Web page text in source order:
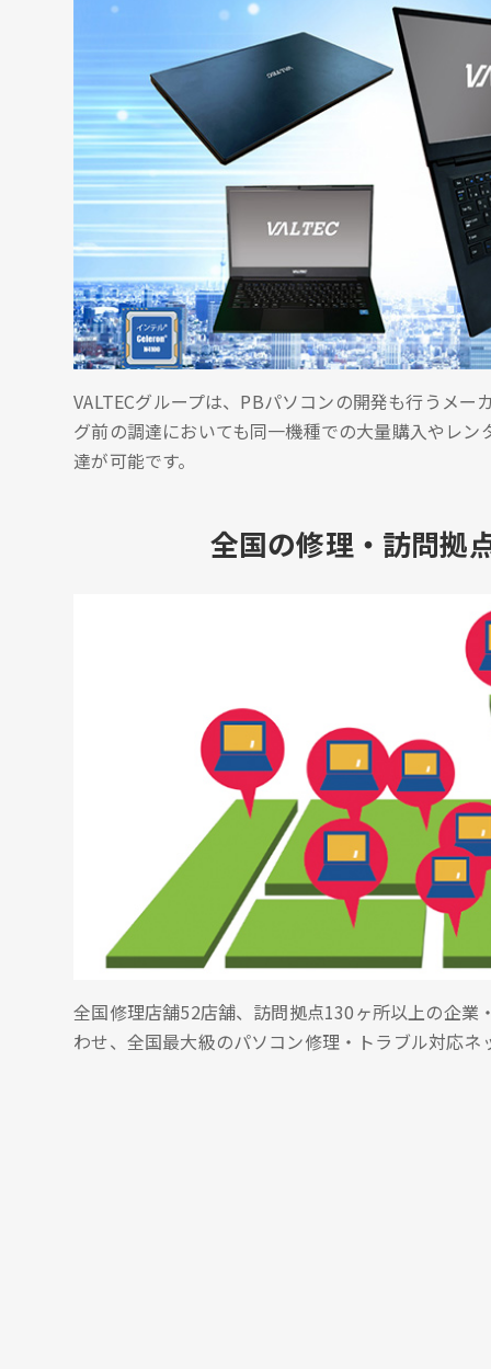
VALTECグループは、PBパソコンの開発も行うメー
グ前の調達においても同一機種での大量購入やレン
達が可能です。
全国の修理・訪問拠
全国修理店舗52店舗、訪問拠点130ヶ所以上の企業
わせ、全国最大級のパソコン修理・トラブル対応ネ